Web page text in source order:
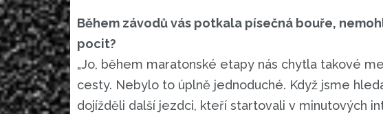
Během závodů vás potkala písečná bouře,
pocit?
„Jo, během maratonské etapy nás chytla takové
cesty. Nebylo to úplně jednoduché. Když jsme
dojížděli další jezdci, kteří startovali v minutových